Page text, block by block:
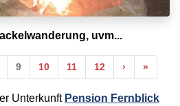
uvm...
9 10 11 12 ›Nächste
»Ende
Unterkunft Pension Fernblick